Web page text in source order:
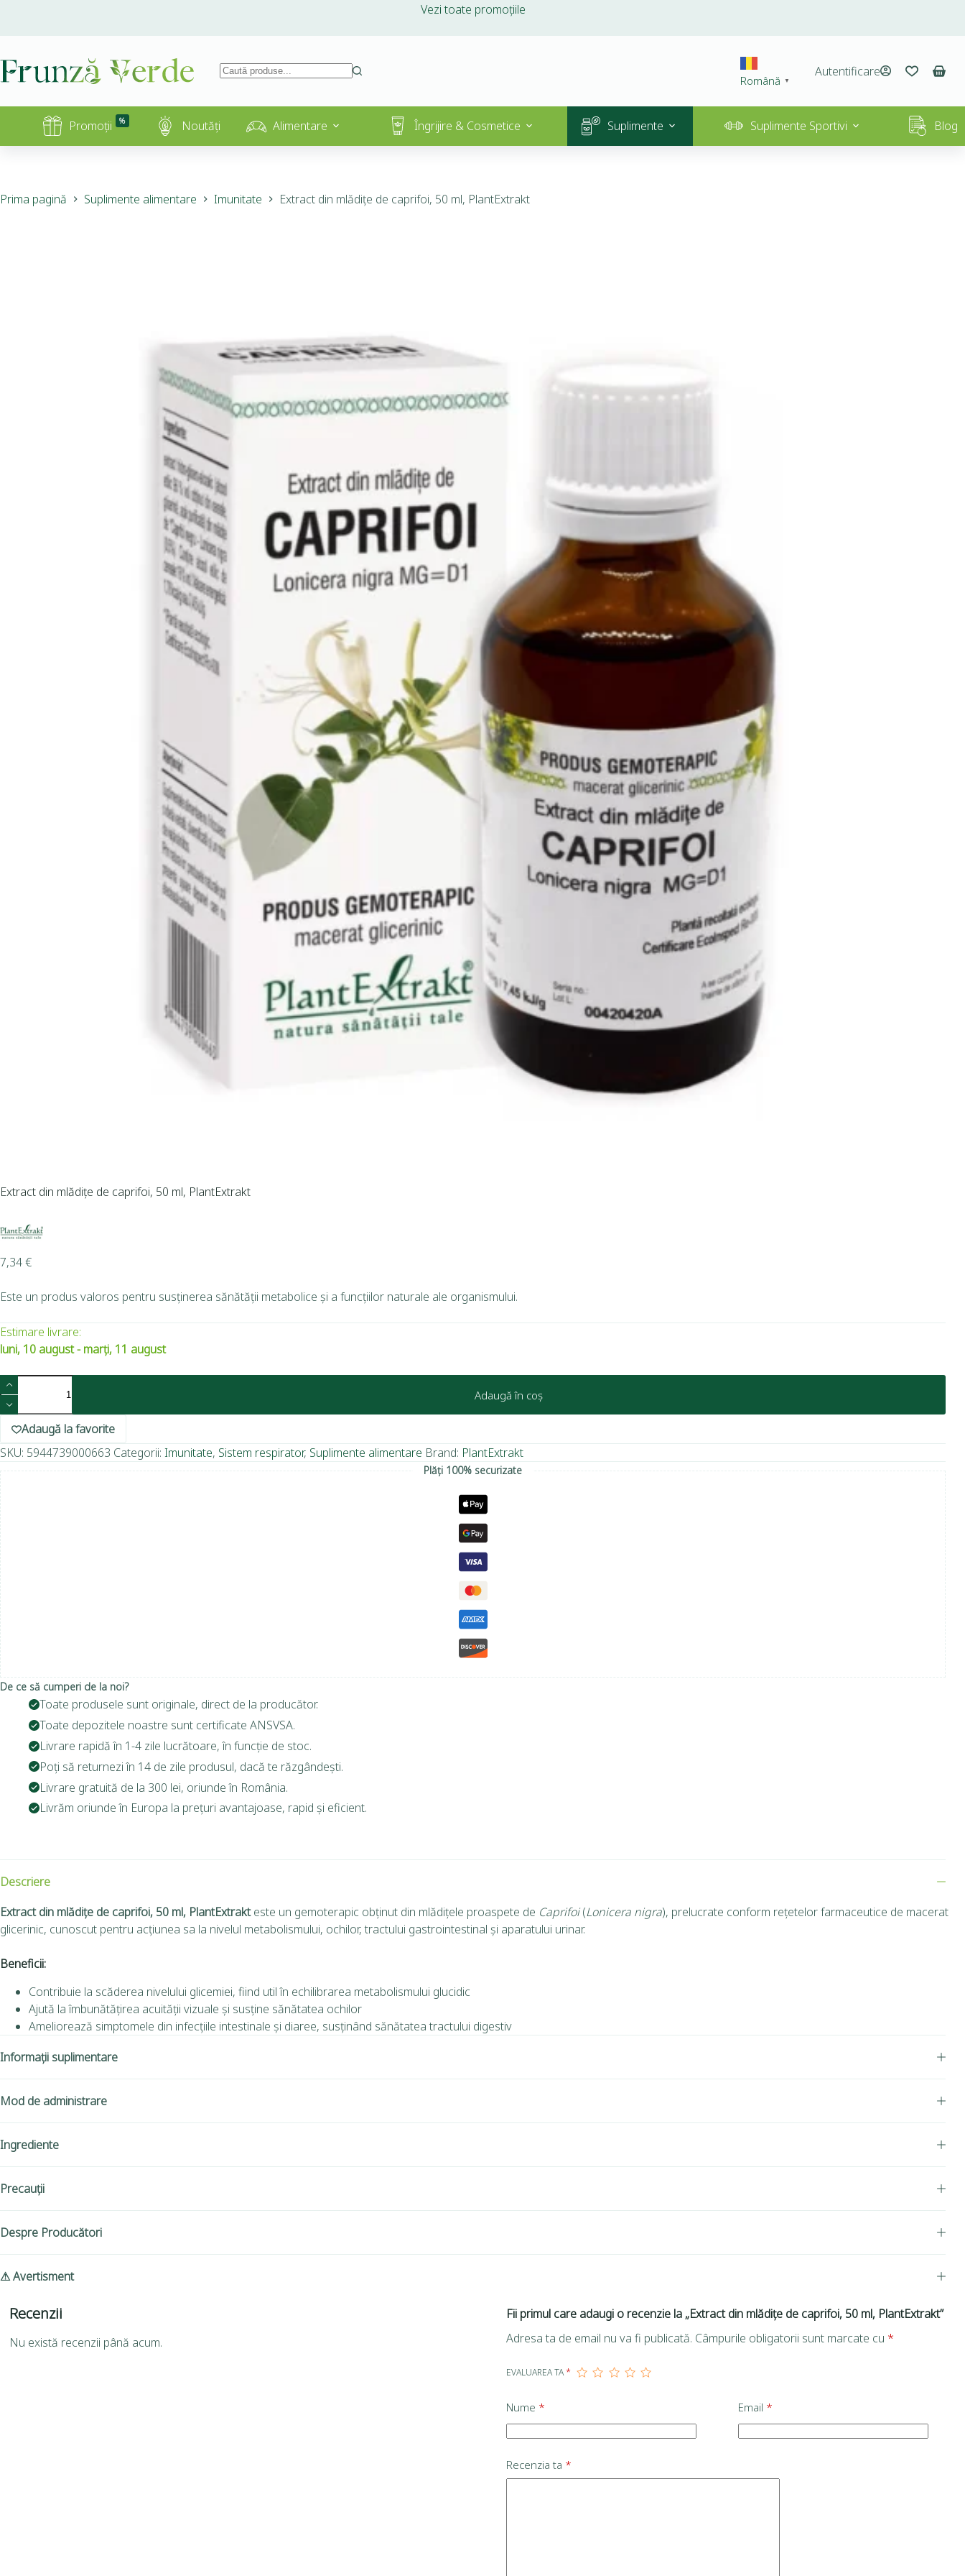
Vezi toate promoțiile
Română ▼
Autentificare
Promoții % Noutăți Alimentare Îngrijire & Cosmetice Suplimente Suplimente Sportivi Blog
Prima pagină Suplimente alimentare Imunitate Extract din mlădițe de caprifoi, 50 ml, PlantExtrakt
Extract din mlădițe de caprifoi, 50 ml, PlantExtrakt
7,34€
Este un produs valoros pentru susținerea sănătății metabolice și a funcțiilor naturale ale organismului.
Estimare livrare:
luni, 10 august - marți, 11 august
Adaugă în coș
Adaugă la favorite
SKU: 5944739000663 Categorii: Imunitate, Sistem respirator, Suplimente alimentare Brand: PlantExtrakt
Plăți 100% securizate
De ce să cumperi de la noi?
Toate produsele sunt originale, direct de la producător.
Toate depozitele noastre sunt certificate ANSVSA.
Livrare rapidă în 1-4 zile lucrătoare, în funcție de stoc.
Poți să returnezi în 14 de zile produsul, dacă te răzgândești.
Livrare gratuită de la 300 lei, oriunde în România.
Livrăm oriunde în Europa la prețuri avantajoase, rapid și eficient.
Descriere
Extract din mlădițe de caprifoi, 50 ml, PlantExtrakteste un gemoterapic obținut din mlădițele proaspete de Caprifoi(Lonicera nigra), prelucrate conform rețetelor farmaceutice de macerat
glicerinic, cunoscut pentru acțiunea sa la nivelul metabolismului, ochilor, tractului gastrointestinal și aparatului urinar.
Beneficii:
Contribuie la scăderea nivelului glicemiei, fiind util în echilibrarea metabolismului glucidic
Ajută la îmbunătățirea acuității vizuale și susține sănătatea ochilor
Ameliorează simptomele din infecțiile intestinale și diaree, susținând sănătatea tractului digestiv
Informații suplimentare
Mod de administrare
Ingrediente
Precauții
Despre Producători
⚠ Avertisment
Recenzii
Nu există recenzii până acum.
Fii primul care adaugi o recenzie la „Extract din mlădițe de caprifoi, 50 ml, PlantExtrakt”
Adresa ta de email nu va fi publicată. Câmpurile obligatorii sunt marcate cu *
EVALUAREA TA*
Nume * Email *
Recenzia ta *